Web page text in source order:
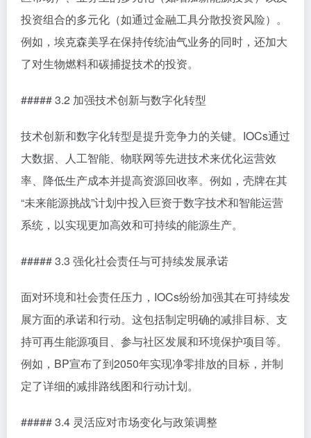
投资组合的多元化（如通过金融工具分散投资风险）。
例如，埃克森美孚在保持传统油气业务的同时，还加大
了对生物燃料和碳捕捉技术的投资。
##### 3.2 加强技术创新与数字化转型
技术创新和数字化转型是提升竞争力的关键。IOCs通过
大数据、人工智能、物联网等先进技术来优化运营效
率、降低生产成本并提高资源回收率。例如，壳牌在其
“未来能源挑战”计划中投入巨资于数字技术和智能运营
系统，以实现更加高效和可持续的能源生产。
##### 3.3 强化社会责任与可持续发展承诺
面对环境和社会责任压力，IOCs纷纷加强其在可持续发
展方面的承诺和行动。这包括制定明确的减排目标、支
持可再生能源项目、参与社区发展和环境保护项目等。
例如，BP宣布了到2050年实现净零排放的目标，并制
定了详细的减排路线图和行动计划。
##### 3.4 灵活应对市场变化与政策调整